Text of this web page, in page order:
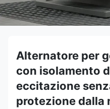
Alternatore per
con isolamento
eccitazione
protezione dalla